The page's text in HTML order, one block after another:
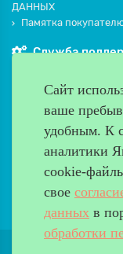
ДАННЫХ
Памятка
Служба
Производители
Дополнительно
Наш адрес
Работаем с 9:00
8 (499) 685-33-26
Сайт
ваше
удобным. К
аналитики
cookie-
свое
данных в
обработки